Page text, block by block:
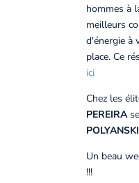
hommes à
meilleurs
d'énergie à
place. Ce
ici
Chez les
PEREIRA
Un beau
!!!